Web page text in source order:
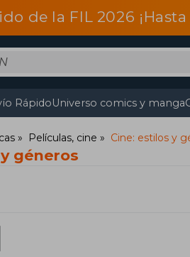
de la FIL 2026 ¡Hasta
RápidoUniverso comics y manga
Películas, cine Cine: estilos y
géneros